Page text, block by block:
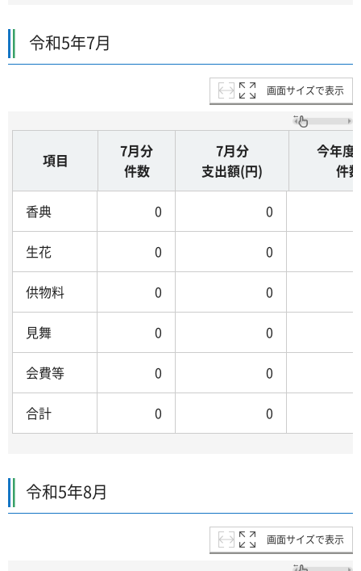
令和5年7月
画面サイズで表示
項目
7月分
件数
7月分
支出額(円)
今年度
件数
香典 0 0
生花 0 0
供物料 0 0
見舞 0 0
会費等 0 0
合計 0 0
令和5年8月
画面サイズで表示